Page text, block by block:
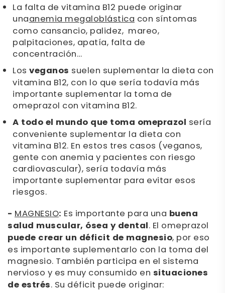
La falta de vitamina B12 puede originar
unaanemia megaloblástica con síntomas
como cansancio, palidez, mareo,
palpitaciones, apatía, falta de
concentración…
Los veganos suelen suplementar la dieta con
vitamina B12, con lo que sería todavía más
importante suplementar la toma de
omeprazol con vitamina B12.
A todo el mundo que toma omeprazol sería
conveniente suplementar la dieta con
vitamina B12. En estos tres casos (veganos,
gente con anemia y pacientes con riesgo
cardiovascular), sería todavía más
importante suplementar para evitar esos
riesgos.
- MAGNESIO: Es importante para una buena
salud muscular, ósea y dental. El omeprazol
puede crear un déficit de magnesio, por eso
es importante suplementarlo con la toma del
magnesio. También participa en el sistema
nervioso y es muy consumido en situaciones
de estrés. Su déficit puede originar: